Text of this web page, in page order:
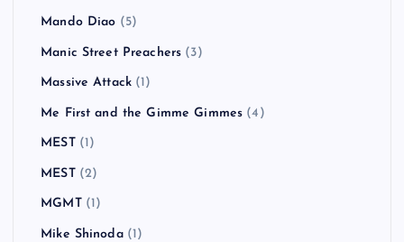
Mando Diao (5)
Manic Street Preachers (3)
Massive Attack (1)
Me First and the Gimme Gimmes (4)
MEST(1)
MEST(2)
MGMT(1)
Mike Shinoda(1)